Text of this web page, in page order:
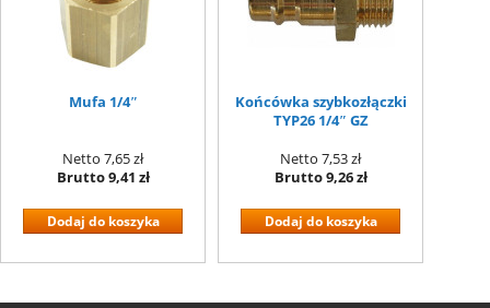
Mufa 1/4″
Netto 7,65 zł
Brutto9,41 zł
Dodaj do koszyka
Końcówka szybkozłączki
TYP26 1/4″ GZ
Netto 7,53 zł
Brutto9,26 zł
Dodaj do koszyka